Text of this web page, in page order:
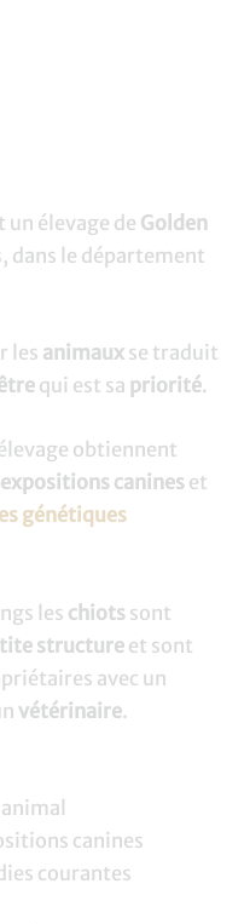
un élevage de Golden
dans le département
les animaux se traduit
qui est sa priorité.
obtiennent
expositions canines et
génétiques
les chiots sont
structureet sont
avec un
vétérinaire.
canines
courantes